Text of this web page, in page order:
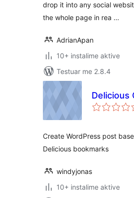
drop it into any social
the whole page in rea …
AdrianApan
10+ instalime aktive
Testuar me 2.8.4
Delicious
Create WordPress post
Delicious bookmarks
windyjonas
10+ instalime aktive